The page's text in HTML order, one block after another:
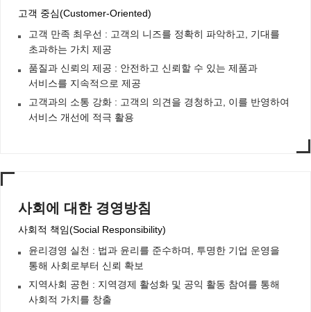
고객 중심(Customer-Oriented)
고객 만족 최우선 : 고객의 니즈를 정확히 파악하고, 기대를
초과하는 가치 제공
품질과 신뢰의 제공 : 안전하고 신뢰할 수 있는 제품과
서비스를 지속적으로 제공
고객과의 소통 강화 : 고객의 의견을 경청하고, 이를 반영하여
서비스 개선에 적극 활용
사회에 대한 경영방침
사회적 책임(Social Responsibility)
윤리경영 실천 : 법과 윤리를 준수하며, 투명한 기업 운영을
통해 사회로부터 신뢰 확보
지역사회 공헌 : 지역경제 활성화 및 공익 활동 참여를 통해
사회적 가치를 창출